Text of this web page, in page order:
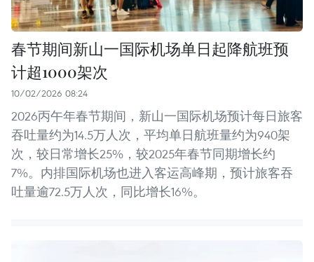
春节期间新山一国际机场单日起降航班预
计超1000架次
10/02/2026 08:24
2026丙午年春节期间，新山一国际机场预计每日旅客
吞吐量约为14.5万人次，平均单日航班量约为940架
次，较日常增长25%，较2025年春节同期增长约
7%。内排国际机场也进入客运高峰期，预计旅客吞
吐量逾72.5万人次，同比增长16%。 ​